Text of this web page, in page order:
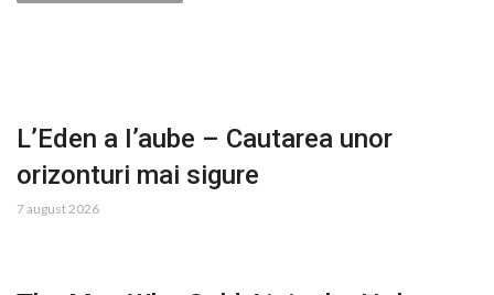
L’Eden a I’aube – Cautarea unor
orizonturi mai sigure
7 august 2026